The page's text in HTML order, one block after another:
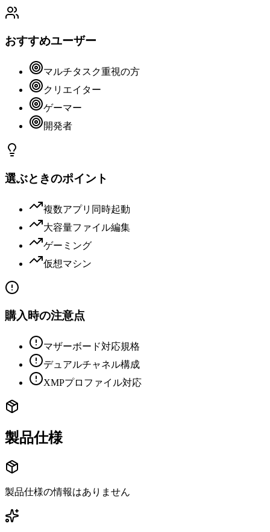
おすすめユーザー
マルチタスク重視の方
クリエイター
ゲーマー
開発者
選ぶときのポイント
複数アプリ同時起動
大容量ファイル編集
ゲーミング
仮想マシン
購入時の注意点
マザーボード対応規格
デュアルチャネル構成
XMPプロファイル対応
製品仕様
製品仕様の情報はありません